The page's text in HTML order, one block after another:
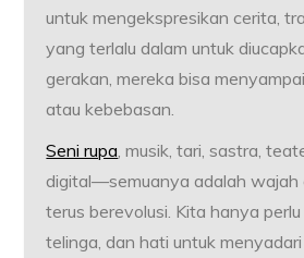
untuk mengekspresikan cerita,
yang terlalu dalam untuk
gerakan, mereka bisa
atau kebebasan.
Seni rupa, musik, tari, sastra,
digital—semuanya adalah wajah
terus berevolusi. Kita hanya
telinga, dan hati untuk